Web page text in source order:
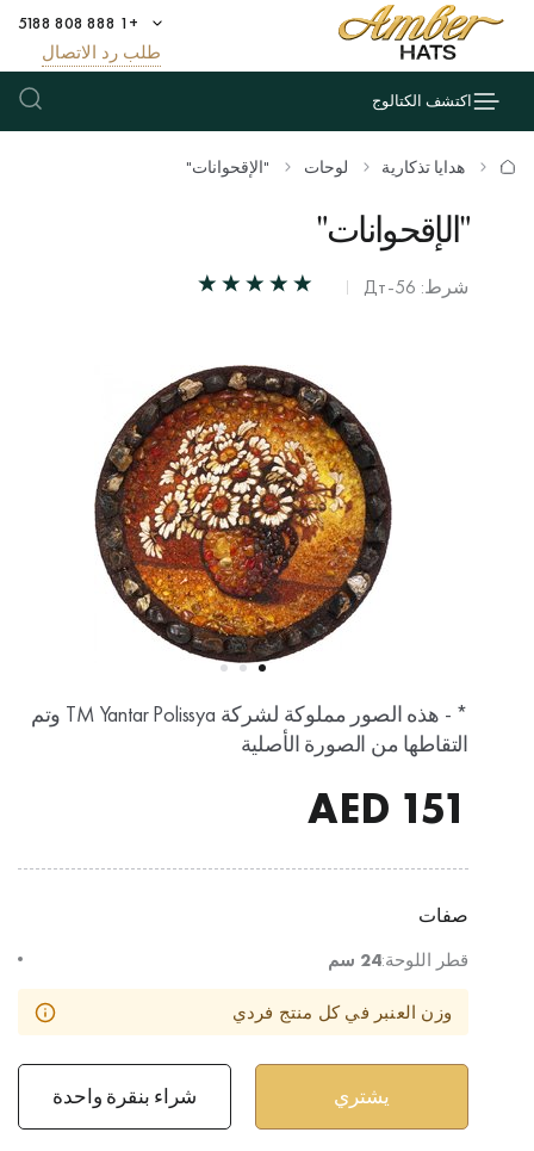
+1 888 808 5188
طلب رد الاتصال
اكتشف الكتالوج
هدايا تذكارية لوحات "الإقحوانات"
"الإقحوانات"
شرط: Дт-56
* - هذه الصور مملوكة لشركة TM Yantar Polissya وتم
التقاطها من الصورة الأصلية
151
صفات
قطر اللوحة:24 سم
وزن العنبر في كل منتج فردي
شراء بنقرة واحدة